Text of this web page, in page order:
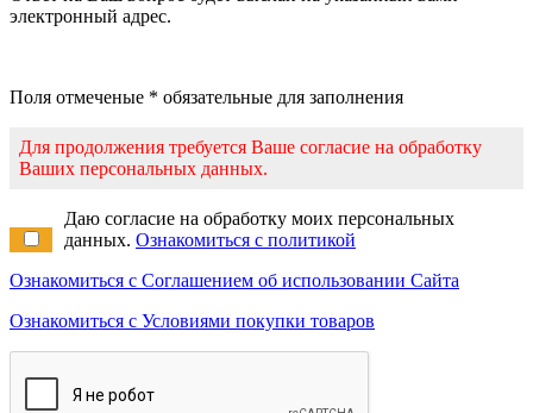
электронный адрес.
Поля отмеченые * обязательные для заполнения
Для продолжения требуется Ваше согласие на обработку
Ваших персональных данных.
Даю согласие на обработку моих персональных
данных. Ознакомиться с политикой
Ознакомиться с Соглашением об использовании Сайта
Ознакомиться с Условиями покупки товаров